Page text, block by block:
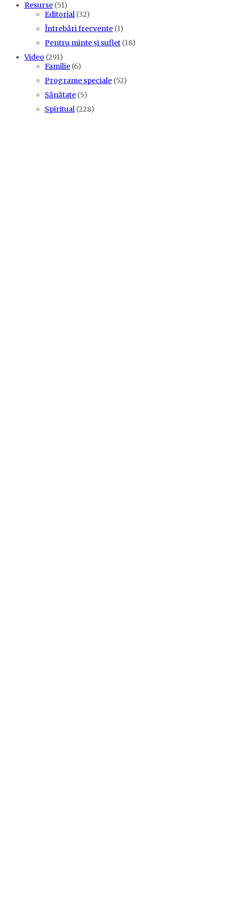
Resurse (51)
Editorial (32)
Întrebări frecvente (1)
Pentru minte și suflet (18)
Video (291)
Familie (6)
Programe speciale (52)
Sănătate (5)
Spiritual (228)